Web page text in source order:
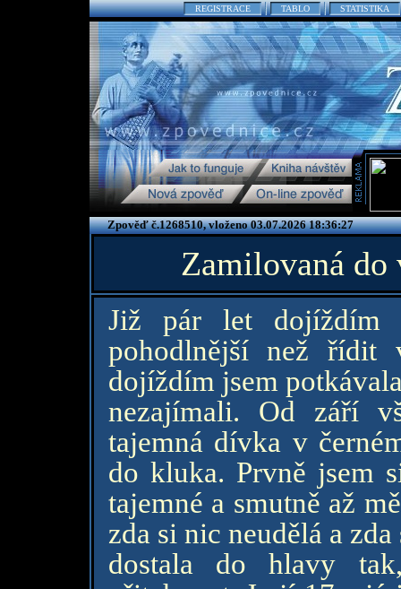
REGISTRACE TABLO STATISTIKA
Zpověď č.1268510, vloženo 03.07.2026 18:36:27
Zamilovaná do
Již pár let dojíždím
pohodlnější než
dojíždím jsem
nezajímali. Od září
tajemná dívka v
do kluka. Prvně jsem
tajemné a smutně až
zda si nic neudělá a
dostala do hlavy